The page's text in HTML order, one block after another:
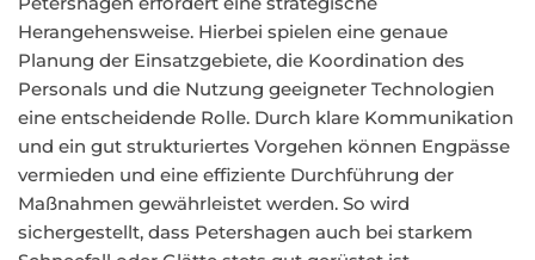
Herangehensweise. Hierbei spielen eine genaue
Planung der Einsatzgebiete, die Koordination des
Personals und die Nutzung geeigneter Technologien
eine entscheidende Rolle. Durch klare Kommunikation
und ein gut strukturiertes Vorgehen können Engpässe
vermieden und eine effiziente Durchführung der
Maßnahmen gewährleistet werden. So wird
sichergestellt, dass Petershagen auch bei starkem